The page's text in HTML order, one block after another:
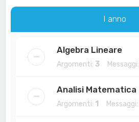
I anno
Algebra Lineare
Argomenti: 3 Messaggi:
Analisi Matematica
Argomenti: 1 Messaggi: